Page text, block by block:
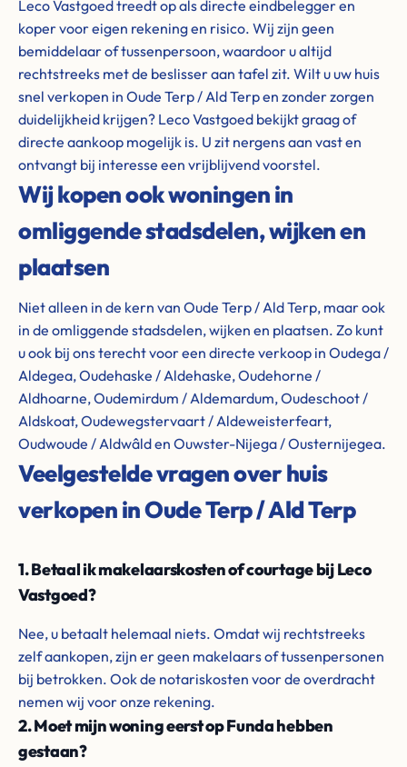
Leco Vastgoed treedt op als directe eindbelegger en
koper voor eigen rekening en risico. Wij zijn geen
bemiddelaar of tussenpersoon, waardoor u altijd
rechtstreeks met de beslisser aan tafel zit. Wilt u uw huis
snel verkopen in Oude Terp / Ald Terp en zonder zorgen
duidelijkheid krijgen? Leco Vastgoed bekijkt graag of
directe aankoop mogelijk is. U zit nergens aan vast en
ontvangt bij interesse een vrijblijvend voorstel.
Wij kopen ook woningen in
omliggende stadsdelen, wijken en
plaatsen
Niet alleen in de kern van Oude Terp / Ald Terp, maar ook
in de omliggende stadsdelen, wijken en plaatsen. Zo kunt
u ook bij ons terecht voor een directe verkoop in Oudega /
Aldegea, Oudehaske / Aldehaske, Oudehorne /
Aldhoarne, Oudemirdum / Aldemardum, Oudeschoot /
Aldskoat, Oudewegstervaart / Aldeweisterfeart,
Oudwoude / Aldwâld en Ouwster-Nijega / Ousternijegea.
Veelgestelde vragen over huis
verkopen in Oude Terp / Ald Terp
1. Betaal ik makelaarskosten of courtage bij Leco
Vastgoed?
Nee, u betaalt helemaal niets. Omdat wij rechtstreeks
zelf aankopen, zijn er geen makelaars of tussenpersonen
bij betrokken. Ook de notariskosten voor de overdracht
nemen wij voor onze rekening.
2. Moet mijn woning eerst op Funda hebben
gestaan?